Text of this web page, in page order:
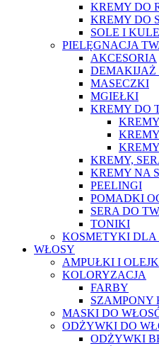
KREMY DO
KREMY DO
SOLE I KULE
PIELĘGNACJA
AKCESORIA
DEMAKIJAŻ
MASECZKI
MGIEŁKI
KREMY DO
KREMY,
KREMY NA
PEELINGI
POMADKI
SERA DO
TONIKI
KOSMETYKI DLA
WŁOSY
AMPUŁKI I
KOLORYZACJA
FARBY
SZAMPONY
MASKI DO
ODŻYWKI DO
ODŻYWKI